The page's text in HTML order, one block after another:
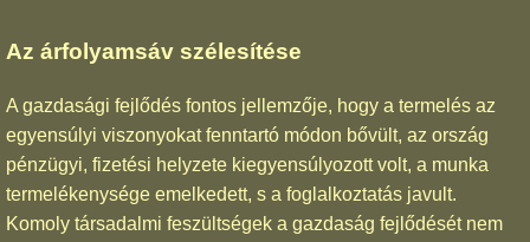
Az árfolyamsáv szélesítése
A gazdasági fejlődés fontos jellemzője, hogy a termelés az
egyensúlyi viszonyokat fenntartó módon bővült, az ország
pénzügyi, fizetési helyzete kiegyensúlyozott volt, a munka
termelékenysége emelkedett, s a foglalkoztatás javult.
Komoly társadalmi feszültségek a gazdaság fejlődését nem